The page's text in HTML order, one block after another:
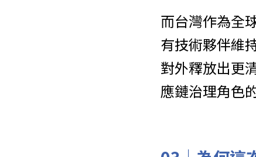
而台灣作為全
有技術夥伴維
對外釋放出更
應鏈治理角色